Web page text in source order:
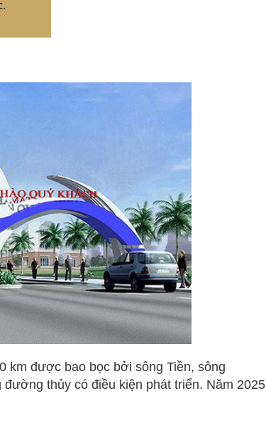
km được bao bọc bởi sông Tiền, sông
thủy có điều kiện phát triển. Năm 2025